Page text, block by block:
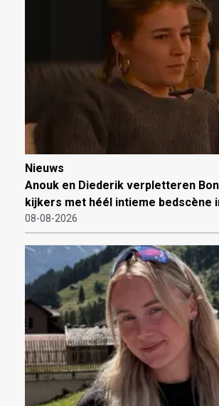
Nieuws
Anouk en Diederik verpletteren
kijkers met héél intieme bedscène
08-08-2026